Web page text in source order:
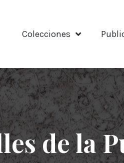
Colecciones
de la